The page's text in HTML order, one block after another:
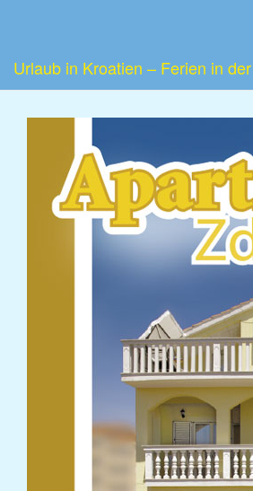
Urlaub in Kroatien – Ferien in